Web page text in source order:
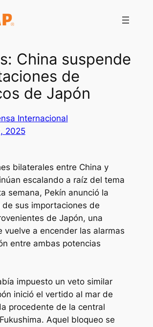
China suspende
de
de Japón
Internacional
2025
bilaterales entre China y
escalando a raíz del tema
semana, Pekín anunció la
de sus importaciones de
de Japón, una
vuelve a encender las alarmas
entre ambas potencias
impuesto un veto similar
inició el vertido al mar de
procedente de la central
Aquel bloqueo se